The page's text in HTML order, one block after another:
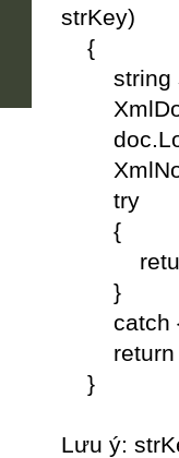
strKey)
{
string
try
{
return
}
return
}
Lưu ý: